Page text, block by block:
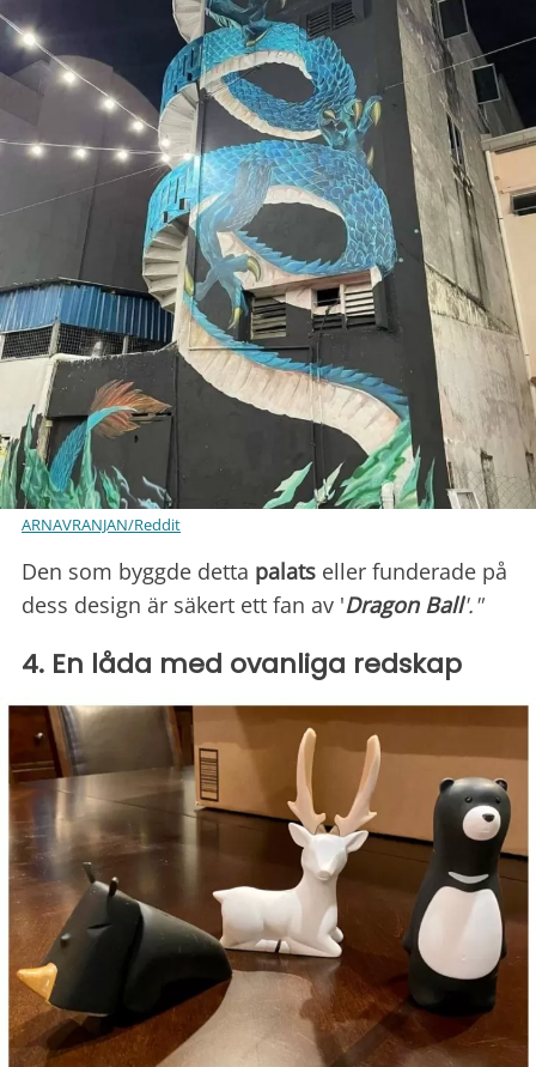
ARNAVRANJAN/Reddit
Den som byggde detta palats eller funderade på
dess design är säkert ett fan av 'Dragon Ball'."
4. En låda med ovanliga redskap